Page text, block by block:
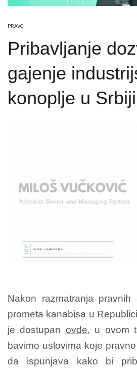
PRAVO
Pribavljanje
gajenje
konoplje u Srbiji
Nakon razmatranja
prometa kanabisa u
je dostupan ovde, u ovom
bavimo uslovima koje
da ispunjava kako bi